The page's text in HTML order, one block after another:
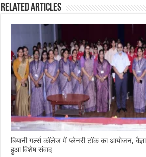
Related Articles
बियानी गर्ल्स कॉलेज में प्लेनरी टॉक का आयोजन,
हुआ विशेष संवाद